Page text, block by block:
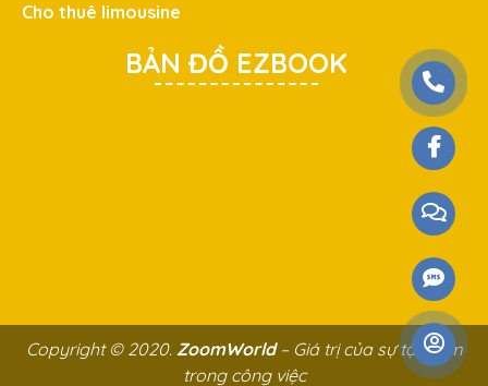
Cho thuê limousine
BẢN ĐỒ EZBOOK
Copyright © 2020. ZoomWorld– Giá trị của sự tận tâm
trong công việc